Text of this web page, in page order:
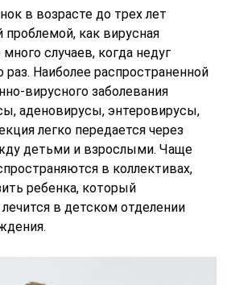
в возрасте до трех лет
проблемой, как вирусная
случаев, когда недуг
раз. Наиболее распространенной
вирусного заболевания
аденовирусы, энтеровирусы,
легко передается через
детьми и взрослыми. Чаще
в коллективах,
ребенка, который
в детском отделении